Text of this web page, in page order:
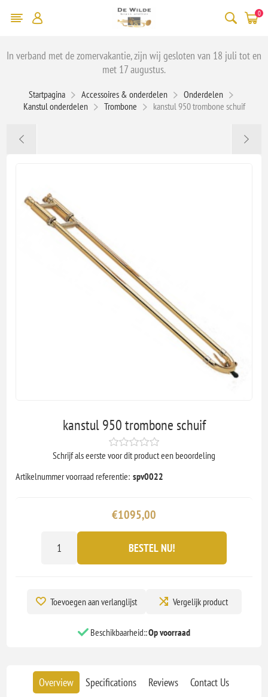
0
In verband met de zomervakantie, zijn wij gesloten van 18 juli tot en
met 17 augustus.
Startpagina Accessoires & onderdelen
Onderdelen
Kanstul onderdelen
Trombone kanstul 950 trombone schuif
kanstul 950 trombone schuif
Schrijf als eerste voor dit product een beoordeling
Artikelnummer voorraad referentie: spv0022
€1095,00
BESTEL NU!
Toevoegen aan verlanglijst Vergelijk product
Beschikbaarheid::Op voorraad
Overview Specifications Reviews Contact Us